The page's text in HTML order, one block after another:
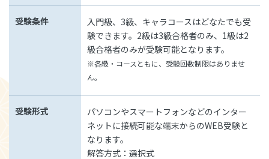
受験条件
入門級、3級、キャラコースはどなたでも受
験できます。 2級は3級合格者のみ、1級は2
級合格者のみが受験可能となります。
※各級・コースともに、受験回数制限はありませ
ん。
受験形式
パソコンやスマートフォンなどのインター
ネットに接続可能な端末からのWEB受験と
なります。
解答方式：選択式